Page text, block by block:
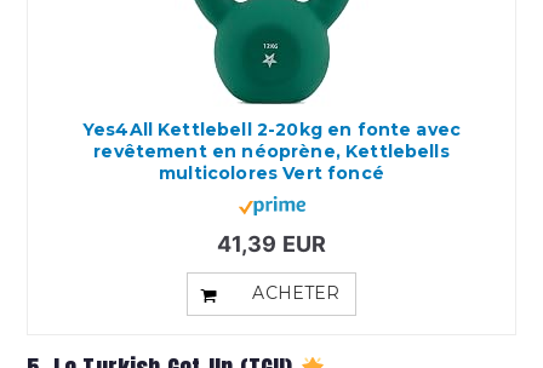
Yes4All Kettlebell 2-20kg en fonte avec
revêtement en néoprène, Kettlebells
multicolores Vert foncé
41,39 EUR
ACHETER